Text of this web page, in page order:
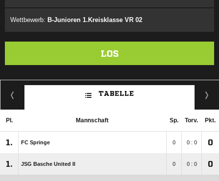
Wettbewerb: B-Junioren 1.Kreisklasse VR 02
LOS
TABELLE
Pl. Mannschaft Sp. Torv. Pkt.
1. FC Springe 0 0 : 0 0
1. JSG Basche United II 0 0 : 0 0